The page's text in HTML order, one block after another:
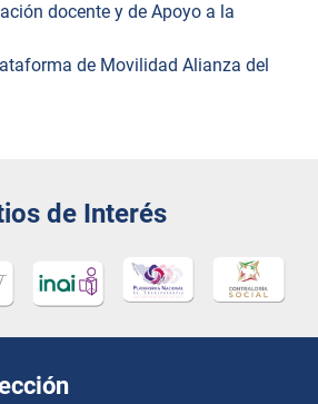
docente y de Apoyo a la
de Movilidad Alianza del
de Interés